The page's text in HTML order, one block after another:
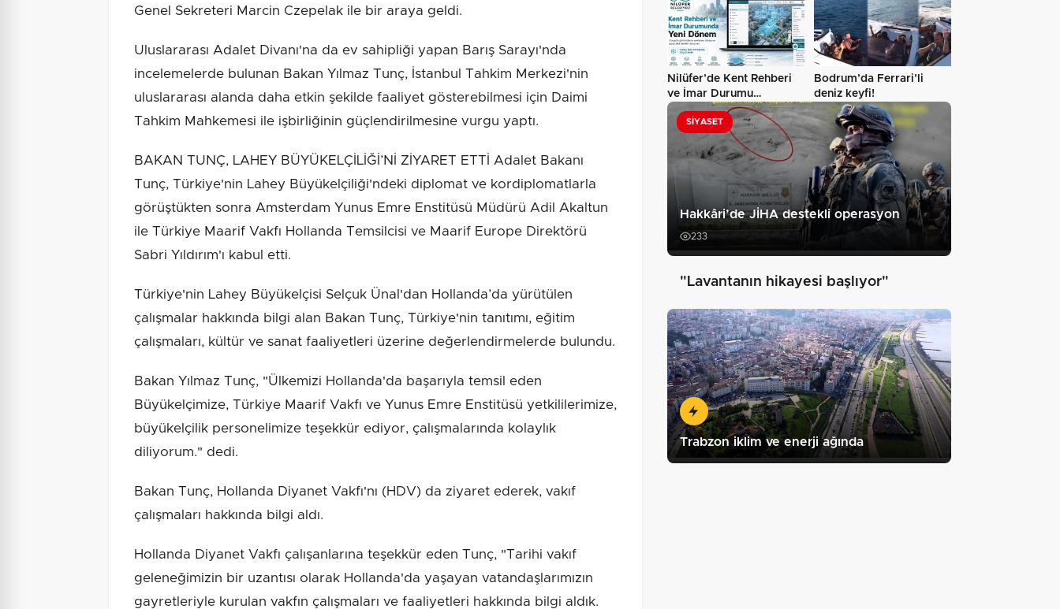
Genel Sekreteri Marcin Czepelak ile bir araya geldi.
Uluslararası Adalet Divanı'na da ev sahipliği yapan Barış Sarayı'nda
incelemelerde bulunan Bakan Yılmaz Tunç, İstanbul Tahkim Merkezi'nin
uluslararası alanda daha etkin şekilde faaliyet gösterebilmesi için Daimi
Tahkim Mahkemesi ile işbirliğinin güçlendirilmesine vurgu yaptı.
BAKAN TUNÇ, LAHEY BÜYÜKELÇİLİĞİ’Nİ ZİYARET ETTİ Adalet Bakanı
Tunç, Türkiye'nin Lahey Büyükelçiliği'ndeki diplomat ve kordiplomatlarla
görüştükten sonra Amsterdam Yunus Emre Enstitüsü Müdürü Adil Akaltun
ile Türkiye Maarif Vakfı Hollanda Temsilcisi ve Maarif Europe Direktörü
Sabri Yıldırım'ı kabul etti.
Türkiye'nin Lahey Büyükelçisi Selçuk Ünal'dan Hollanda’da yürütülen
çalışmalar hakkında bilgi alan Bakan Tunç, Türkiye'nin tanıtımı, eğitim
çalışmaları, kültür ve sanat faaliyetleri üzerine değerlendirmelerde bulundu.
Bakan Yılmaz Tunç, "Ülkemizi Hollanda'da başarıyla temsil eden
Büyükelçimize, Türkiye Maarif Vakfı ve Yunus Emre Enstitüsü yetkililerimize,
büyükelçilik personelimize teşekkür ediyor, çalışmalarında kolaylık
diliyorum." dedi.
Bakan Tunç, Hollanda Diyanet Vakfı'nı (HDV) da ziyaret ederek, vakıf
çalışmaları hakkında bilgi aldı.
Hollanda Diyanet Vakfı çalışanlarına teşekkür eden Tunç, "Tarihi vakıf
geleneğimizin bir uzantısı olarak Hollanda'da yaşayan vatandaşlarımızın
gayretleriyle kurulan vakfın çalışmaları ve faaliyetleri hakkında bilgi aldık.
Nilüfer’de Kent Rehberi
ve İmar Durumu
Sorgulama yenilendi…
Bodrum’da Ferrari’li
deniz keyfi!
SIYASET
Hakkâri’de JİHA destekli operasyon
233
"Lavantanın hikayesi başlıyor"
Trabzon iklim ve enerji ağında